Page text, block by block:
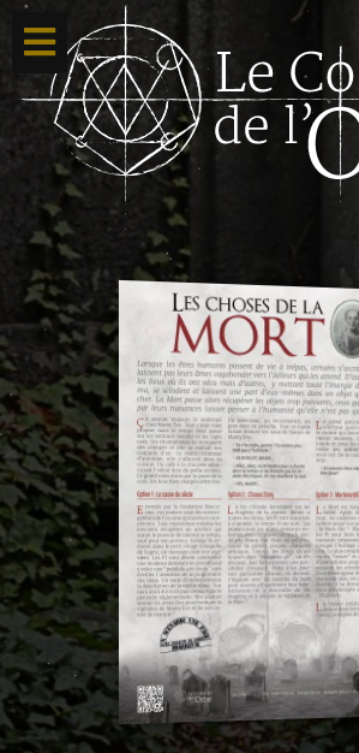
Accueil
Ton compte
Toutes nos créations
Qui sommes nous ?
Contacte-nous